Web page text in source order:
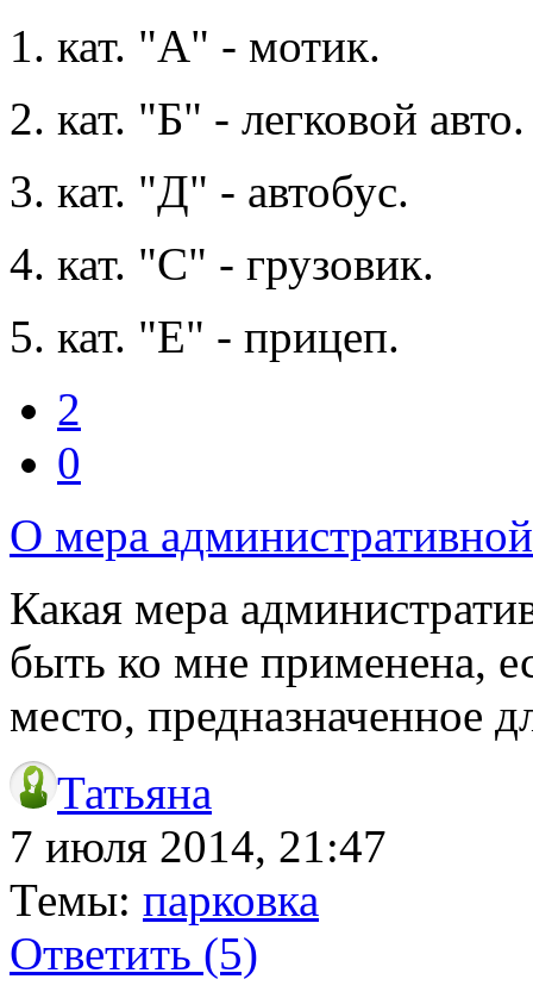
1. кат. "А" - мотик.
2. кат. "Б" - легковой авто.
3. кат. "Д" - автобус.
4. кат. "С" - грузовик.
5. кат. "Е" - прицеп.
2
0
О мера
Какая мера
быть ко мне применена,
место, предназначенное
Татьяна
7 июля 2014, 21:47
Темы: парковка
Ответить (5)